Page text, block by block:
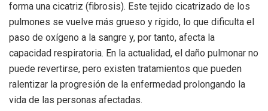
forma una cicatriz (fibrosis). Este tejido cicatrizado de los
pulmones se vuelve más grueso y rígido, lo que dificulta el
paso de oxígeno a la sangre y, por tanto, afecta la
capacidad respiratoria. En la actualidad, el daño pulmonar no
puede revertirse, pero existen tratamientos que pueden
ralentizar la progresión de la enfermedad prolongando la
vida de las personas afectadas.